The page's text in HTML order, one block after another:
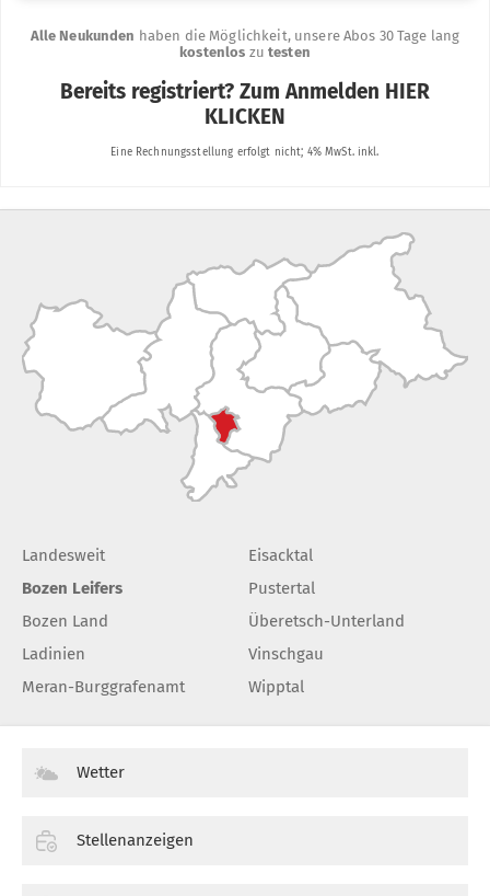
Landesweit
Bozen Leifers
Bozen Land
Ladinien
Meran-Burggrafenamt
Eisacktal
Pustertal
Überetsch-Unterland
Vinschgau
Wipptal
Wetter
Stellenanzeigen